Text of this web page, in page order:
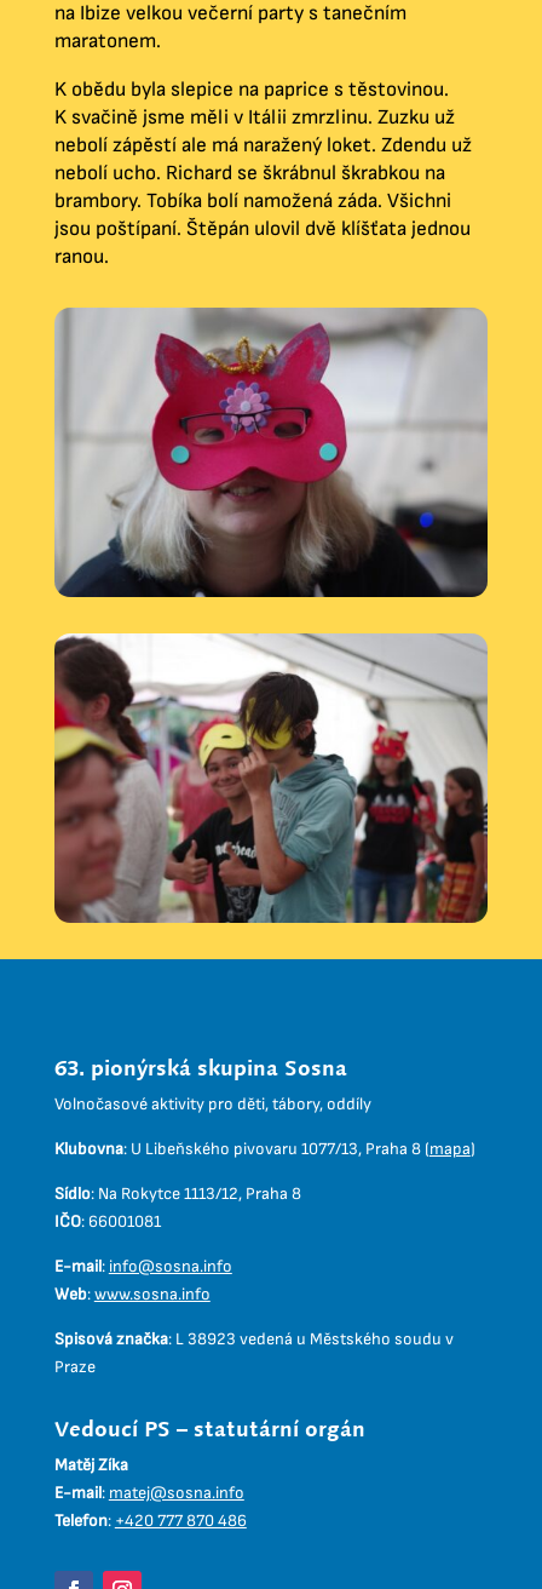
na Ibize velkou večerní party s tanečním
maratonem.
K obědu byla slepice na paprice s těstovinou.
K svačině jsme měli v Itálii zmrzlinu. Zuzku už
nebolí zápěstí ale má naražený loket. Zdendu už
nebolí ucho. Richard se škrábnul škrabkou na
brambory. Tobíka bolí namožená záda. Všichni
jsou poštípaní. Štěpán ulovil dvě klíšťata jednou
ranou.
63. pionýrská skupina Sosna
Volnočasové aktivity pro děti, tábory, oddíly
Klubovna: U Libeňského pivovaru 1077/13, Praha 8 (mapa)
Sídlo: Na Rokytce 1113/12, Praha 8
IČO: 66001081
E-mail: info@sosna.info
Web:www.sosna.info
Spisová značka: L 38923 vedená u Městského soudu v
Praze
Vedoucí PS – statutární orgán
Matěj Zíka
E-mail: matej@sosna.info
Telefon: +420 777 870 486